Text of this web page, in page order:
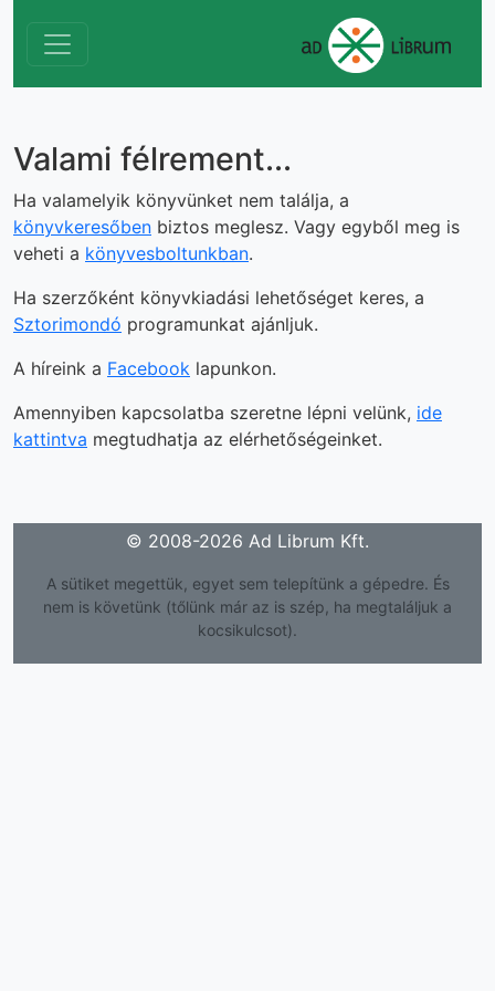
Valami félrement...
Ha valamelyik könyvünket nem találja, a
könyvkeresőben biztos meglesz. Vagy egyből meg is
veheti a könyvesboltunkban.
Ha szerzőként könyvkiadási lehetőséget keres, a
Sztorimondó programunkat ajánljuk.
A híreink a Facebook lapunkon.
Amennyiben kapcsolatba szeretne lépni velünk, ide
kattintva megtudhatja az elérhetőségeinket.
© 2008-2026 Ad Librum Kft.
A sütiket megettük, egyet sem telepítünk a gépedre. És
nem is követünk (tőlünk már az is szép, ha megtaláljuk a
kocsikulcsot).